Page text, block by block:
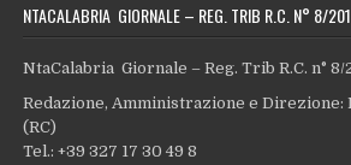
NTACALABRIA GIORNALE – REG. TRIB R.C. N° 8/
NtaCalabria Giornale – Reg. Trib R.C. n° 8/
Redazione, Amministrazione e Direzione:
(RC)
Tel.: +39 327 17 30 49 8